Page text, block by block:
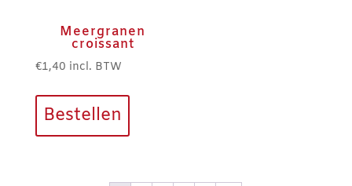
Meergranen
croissant
€1,40 incl. BTW
Bestellen